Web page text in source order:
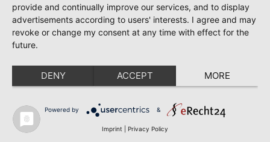
provide and continually improve our services, and to display
advertisements according to users' interests. I agree and may
revoke or change my consent at any time with effect for the
future.
DENY ACCEPT MORE
Powered by &
Imprint Privacy Policy